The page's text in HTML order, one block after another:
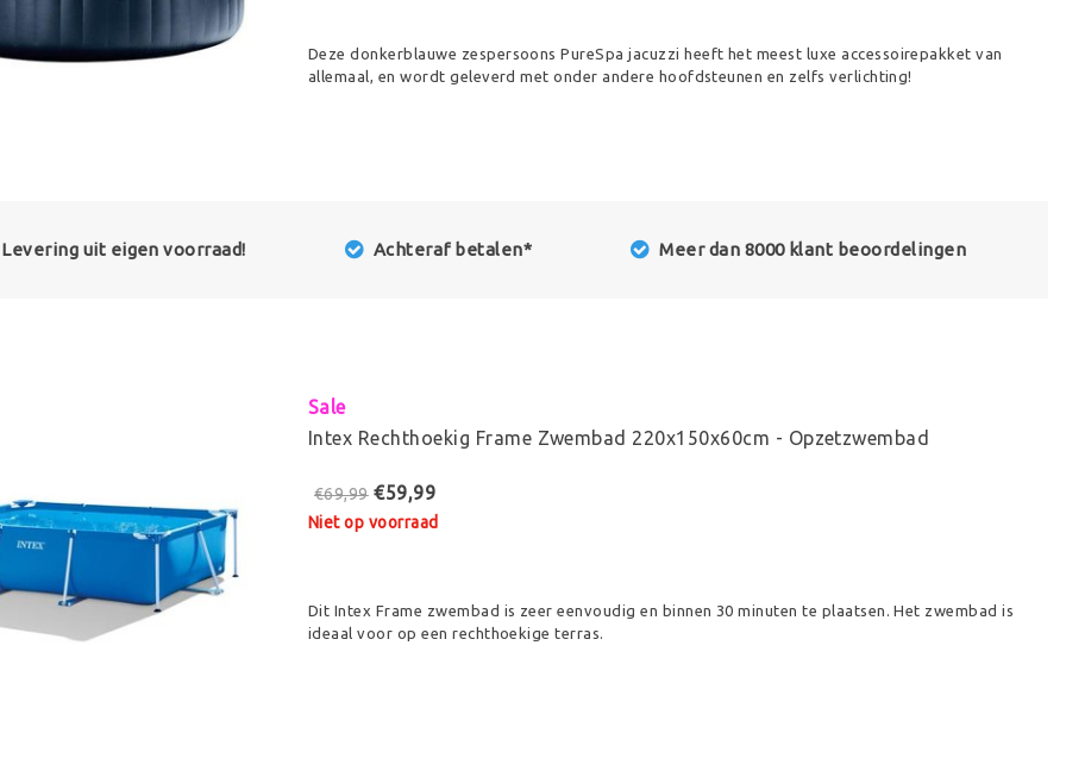
Deze donkerblauwe zespersoons PureSpa jacuzzi heeft het meest luxe accessoirepakket van
allemaal, en wordt geleverd met onder andere hoofdsteunen en zelfs verlichting!
Levering uit eigen voorraad! Achteraf betalen* Meer dan 8000 klant beoordelingen
Sale
Intex Rechthoekig Frame Zwembad 220x150x60cm - Opzetzwembad
€69,99 €59,99
Niet op voorraad
Dit Intex Frame zwembad is zeer eenvoudig en binnen 30 minuten te plaatsen. Het zwembad is
ideaal voor op een rechthoekige terras.